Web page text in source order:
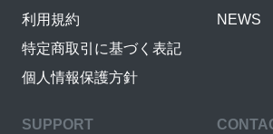
利用規約
特定商取引に基づく表記
個人情報保護方針
NEWS
SUPPORT